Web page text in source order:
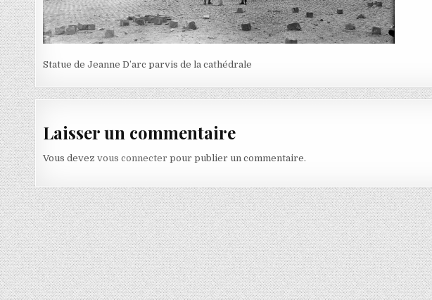
Statue de Jeanne D’arc parvis de la cathédrale
Laisser un commentaire
Vous devezvous connecter pour publier un commentaire.